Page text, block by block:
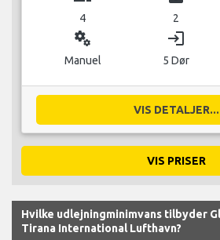
4 2
miscellaneous_services
Manuel
login
5 Dør
VIS DETALJER...
VIS PRISER
Hvilke udlejningminimvans tilbyder
Tirana International Lufthavn?